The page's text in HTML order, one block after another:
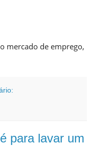
mercado de emprego,
para lavar um